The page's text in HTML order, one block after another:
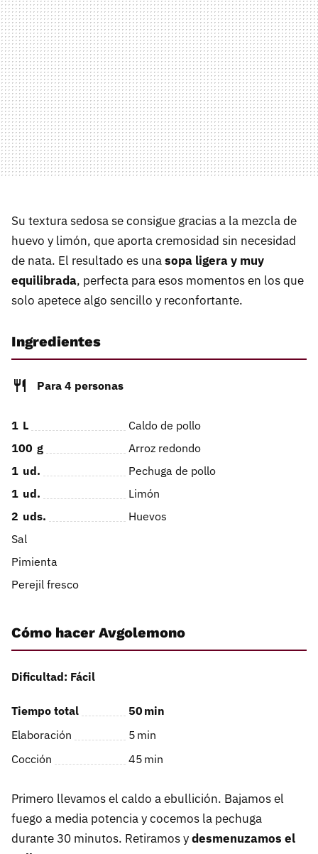
Su textura sedosa se consigue gracias a la mezcla de
huevo y limón, que aporta cremosidad sin necesidad
de nata. El resultado es unasopa ligera y muy
equilibrada, perfecta para esos momentos en los que
solo apetece algo sencillo y reconfortante.
Ingredientes
Para 4 personas
1 L
Caldo de pollo
100 g
Arroz redondo
1 ud.
Pechuga de pollo
1 ud.
Limón
2 uds.
Huevos
Sal
Pimienta
Perejil fresco
Cómo hacer Avgolemono
Dificultad: Fácil
Tiempo total 50 min
Elaboración
5 min
Cocción
45 min
Primero llevamos el caldo a ebullición. Bajamos el
fuego a media potencia y cocemos la pechuga
durante 30 minutos. Retiramos ydesmenuzamos el